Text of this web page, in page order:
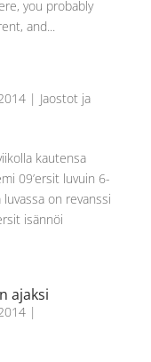
you probably
and...
| Jaostot ja
kautensa
09’ersit luvuin 6-
on revanssi
isännöi
ajaksi
|